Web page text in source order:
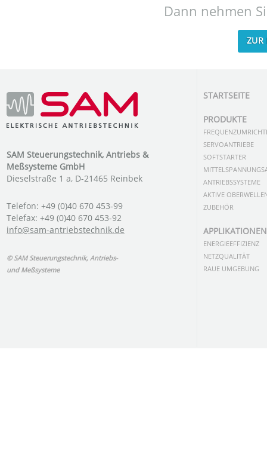
Dann nehmen
ZUR
SAM Steuerungstechnik, Antriebs &
Meßsysteme GmbH
Dieselstraße 1 a, D-21465 Reinbek
Telefon: +49 (0)40 670 453-99
Telefax: +49 (0)40 670 453-92
info@sam-antriebstechnik.de
© SAM Steuerungstechnik, Antriebs-
und Meßsysteme
STARTSEITE
PRODUKTE
SERVOANTRIEBE
SOFTSTARTER
ANTRIEBSSYSTEME
AKTIVE
ZUBEHÖR
APPLIKATIONEN
ENERGIEEFFIZIENZ
NETZQUALITÄT
RAUE UMGEBUNG